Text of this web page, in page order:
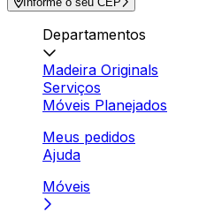
Departamentos
Madeira Originals
Serviços
Móveis Planejados
Meus pedidos
Ajuda
Móveis